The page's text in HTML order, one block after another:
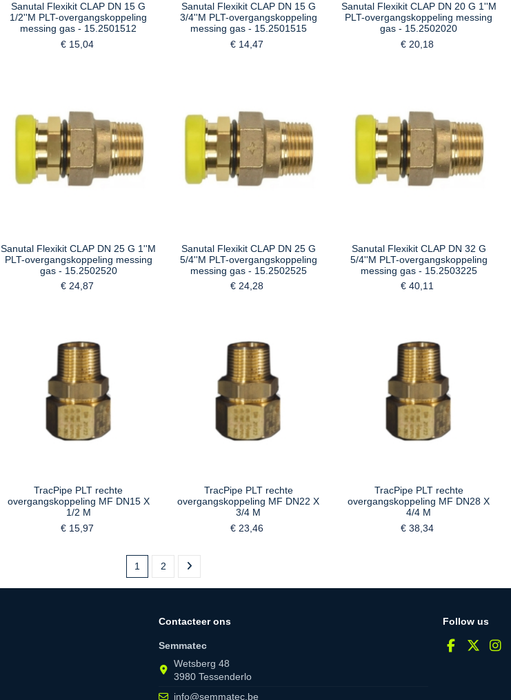
Sanutal Flexikit CLAP DN 15 G
1/2''M PLT-overgangskoppeling
messing gas - 15.2501512
€ 15,04
Sanutal Flexikit CLAP DN 15 G
3/4''M PLT-overgangskoppeling
messing gas - 15.2501515
€ 14,47
Sanutal Flexikit CLAP DN 20 G 1''M
PLT-overgangskoppeling messing
gas - 15.2502020
€ 20,18
Sanutal Flexikit CLAP DN 25 G 1''M
PLT-overgangskoppeling messing
gas - 15.2502520
€ 24,87
Sanutal Flexikit CLAP DN 25 G
5/4''M PLT-overgangskoppeling
messing gas - 15.2502525
€ 24,28
Sanutal Flexikit CLAP DN 32 G
5/4''M PLT-overgangskoppeling
messing gas - 15.2503225
€ 40,11
TracPipe PLT rechte
overgangskoppeling MF DN15 X
1/2 M
€ 15,97
TracPipe PLT rechte
overgangskoppeling MF DN22 X
3/4 M
€ 23,46
TracPipe PLT rechte
overgangskoppeling MF DN28 X
4/4 M
€ 38,34
1 2
Contacteer ons
Semmatec
Wetsberg 48
3980 Tessenderlo
info@semmatec.be
Follow us